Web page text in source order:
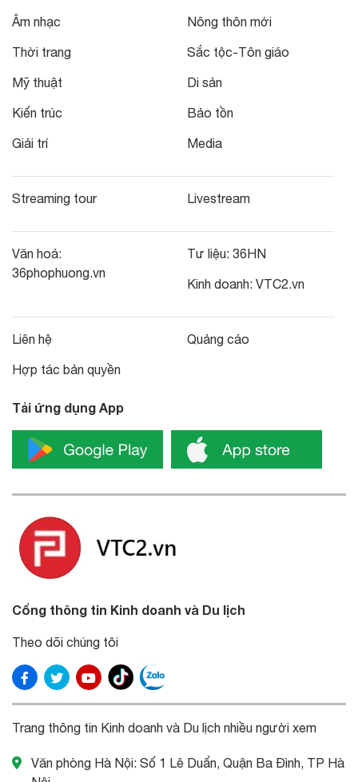
Âm nhạc
Thời trang
Mỹ thuật
Kiến trúc
Giải trí
Nông thôn mới
Sắc tộc-Tôn giáo
Di sản
Bảo tồn
Media
Streaming tour Livestream
Văn hoá:
36phophuong.vn
Tư liệu: 36HN
Kinh doanh: VTC2.vn
Liên hệ
Hợp tác bản quyền
Quảng cáo
Tải ứng dụng App
Cổng thông tin Kinh doanh và Du lịch
Theo dõi chúng tôi
Trang thông tin Kinh doanh và Du lịch nhiều người xem
Văn phòng Hà Nội: Số 1 Lê Duẩn, Quận Ba Đình, TP Hà